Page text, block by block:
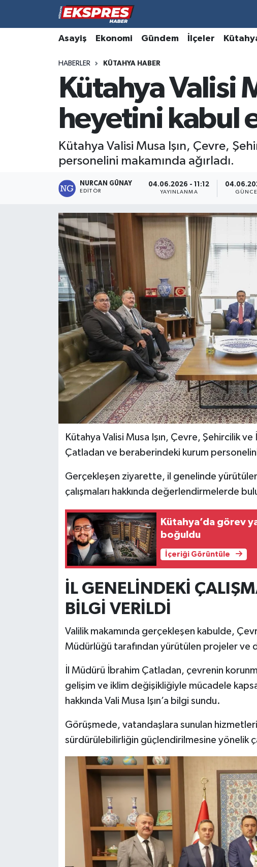
Asayiş Ekonomi Gündem İlçeler
HABERLER KÜTAHYA HABER
Kütahya Valisi
heyetini kabul
Kütahya Valisi Musa Işın, Çevre,
personelini makamında ağırladı.
NURCAN GÜNAY
EDITÖR
04.06.2026 - 11:12
YAYINLANMA
Kütahya Valisi Musa Işın, Çevre, Şehircilik
Çatladan ve beraberindeki kurum
Gerçekleşen ziyarette, il genelinde
çalışmaları hakkında değerlendirmelerde
Kütahya’da görev
boğuldu
İçeriği Görüntüle
İL GENELİNDEKİ
BİLGİ VERİLDİ
Valilik makamında gerçekleşen kabulde,
Müdürlüğü tarafından yürütülen projeler ve
İl Müdürü İbrahim Çatladan, çevrenin
gelişim ve iklim değişikliğiyle mücadele
hakkında Vali Musa Işın’a bilgi sundu.
Görüşmede, vatandaşlara sunulan
sürdürülebilirliğin güçlendirilmesine yönelik
Altıntaş
Aslanapa
Biyografiler
Çavdarhisar
Domaniç
Dumlupınar
Ekonomi
Foto Galeri
Kültür Sanat
Otomobil
Resmi İlan
Hava Durumu
Trafik Durumu
Süper Lig Puan Durumu ve Fikstür
Tüm Manşetler
Son Dakika Haberleri
Haber Arşivi